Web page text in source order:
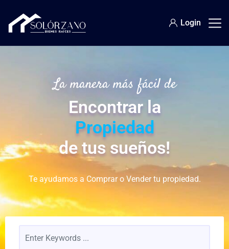
Login
La manera más fácil de
Encontrar la
Propiedad
de tus sueños!
Te ayudamos a Comprar o Vender tu propiedad.